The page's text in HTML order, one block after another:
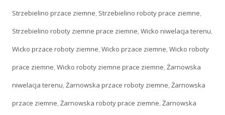
Strzebielino przace ziemne, Strzebielino roboty prace ziemne,
Strzebielino roboty ziemne prace ziemne,Wicko niwelacja terenu,
Wicko przace roboty ziemne,Wicko przace ziemne,Wicko roboty
prace ziemne,Wicko roboty ziemne prace ziemne,Żarnowska
niwelacja terenu,Żarnowska przace roboty ziemne,Żarnowska
przace ziemne,Żarnowska roboty prace ziemne,Żarnowska